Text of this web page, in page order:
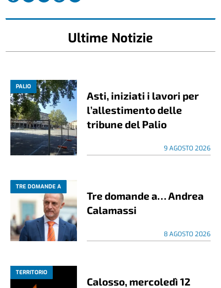
Ultime Notizie
PALIO
Asti, iniziati i lavori per
l’allestimento delle
tribune del Palio
9 AGOSTO 2026
TRE DOMANDE A
Tre domande a… Andrea
Calamassi
8 AGOSTO 2026
TERRITORIO
Calosso, mercoledì 12